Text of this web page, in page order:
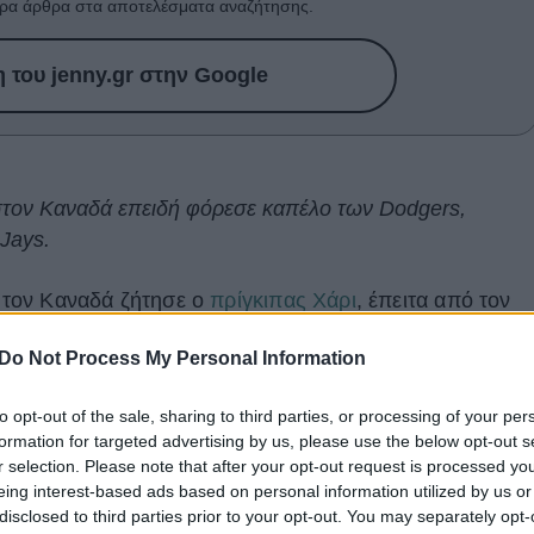
Do Not Process My Personal Information
opt-out of the sale, sharing to third parties, or processing of your
for targeted advertising by us, please use the below opt-out
selection. Please note that after your opt-out request is processed
interest-based ads based on personal information utilized by us
to third parties prior to your opt-out. You may separately
άρθρα στα αποτελέσματα αναζήτησης.
του jenny.gr στην Google
Καναδά επειδή φόρεσε καπέλο των Dodgers,
Καναδά ζήτησε ο πρίγκιπας Χάρι, έπειτα από τον
του με καπέλο των Λος Άντζελες Ντότζερς κατά τη
Άντζελες, στον αγώνα εναντίον των Τορόντο Μπλου
CTV, ο Δούκας του Σάσεξ παραδέχτηκε με
πως θεώρησε ότι «ήταν ευγενικό να το κάνει», αφού
ιδιοκτήτη των Dodgers. Ωστόσο, η επιλογή του